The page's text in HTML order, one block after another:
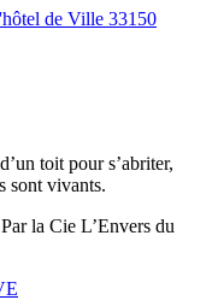
de Ville 33150
toit pour s’abriter,
sont vivants.
Par la Cie L’Envers du